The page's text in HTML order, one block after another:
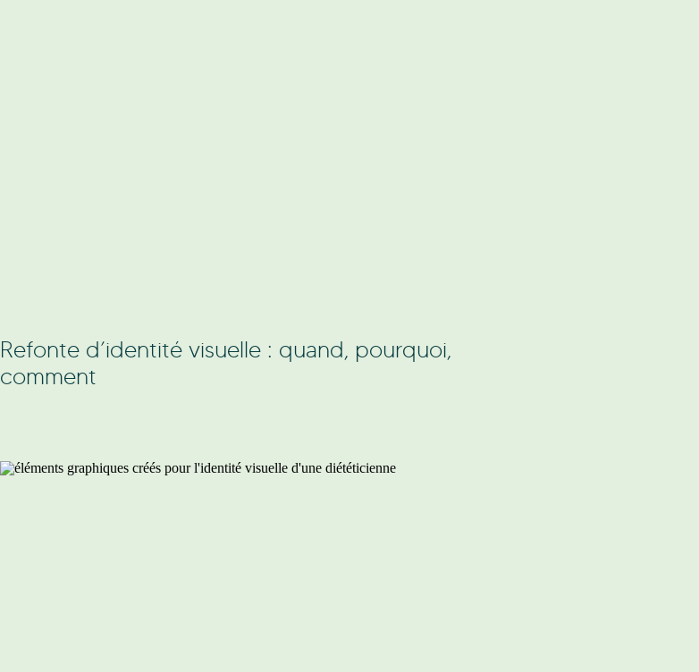
Refonte d’identité visuelle : quand, pourquoi,
comment